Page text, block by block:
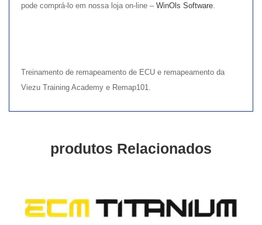
pode comprá-lo em nossa loja on-line – WinOls Software.
Treinamento de remapeamento de ECU e remapeamento da
Viezu Training Academy e Remap101.
produtos Relacionados